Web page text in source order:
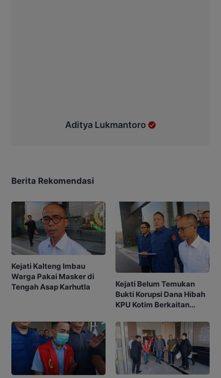
Aditya Lukmantoro
Berita Rekomendasi
Kejati Kalteng Imbau
Warga Pakai Masker di
Tengah Asap Karhutla
Kejati Belum Temukan
Bukti Korupsi Dana Hibah
KPU Kotim Berkaitan